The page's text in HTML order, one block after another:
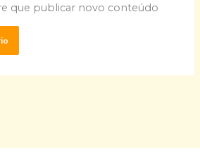
que publicar novo conteúdo